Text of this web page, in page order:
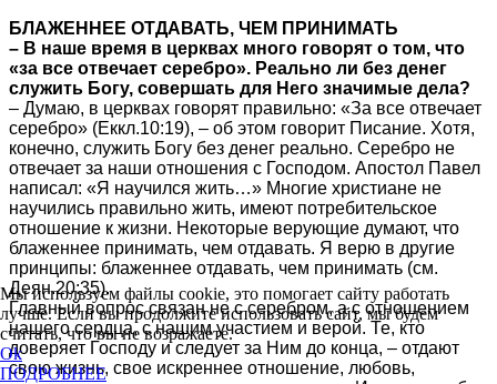
БЛАЖЕННЕЕ ОТДАВАТЬ, ЧЕМ ПРИНИМАТЬ
– В наше время в церквах много говорят о том, что
«за все отвечает серебро». Реально ли без денег
служить Богу, совершать для Него значимые дела?
– Думаю, в церквах говорят правильно: «За все отвечает
серебро» (Еккл.10:19), – об этом говорит Писание. Хотя,
конечно, служить Богу без денег реально. Серебро не
отвечает за наши отношения с Господом. Апостол Павел
написал: «Я научился жить…» Многие христиане не
научились правильно жить, имеют потребительское
отношение к жизни. Некоторые верующие думают, что
блаженнее принимать, чем отдавать. Я верю в другие
принципы: блаженнее отдавать, чем принимать (см.
Деян.20:35).
Главный вопрос связан не с серебром, а с отношением
нашего сердца, с нашим участием и верой. Те, кто
доверяет Господу и следует за Ним до конца, – отдают
свою жизнь, свое искреннее отношение, любовь,
Мы используем файлы cookie, это помогает сайту работать
лучше. Если вы продолжите использовать сайт, мы будем
считать, что вы не возражаете.
Ok
ПОДРОБНЕЕ